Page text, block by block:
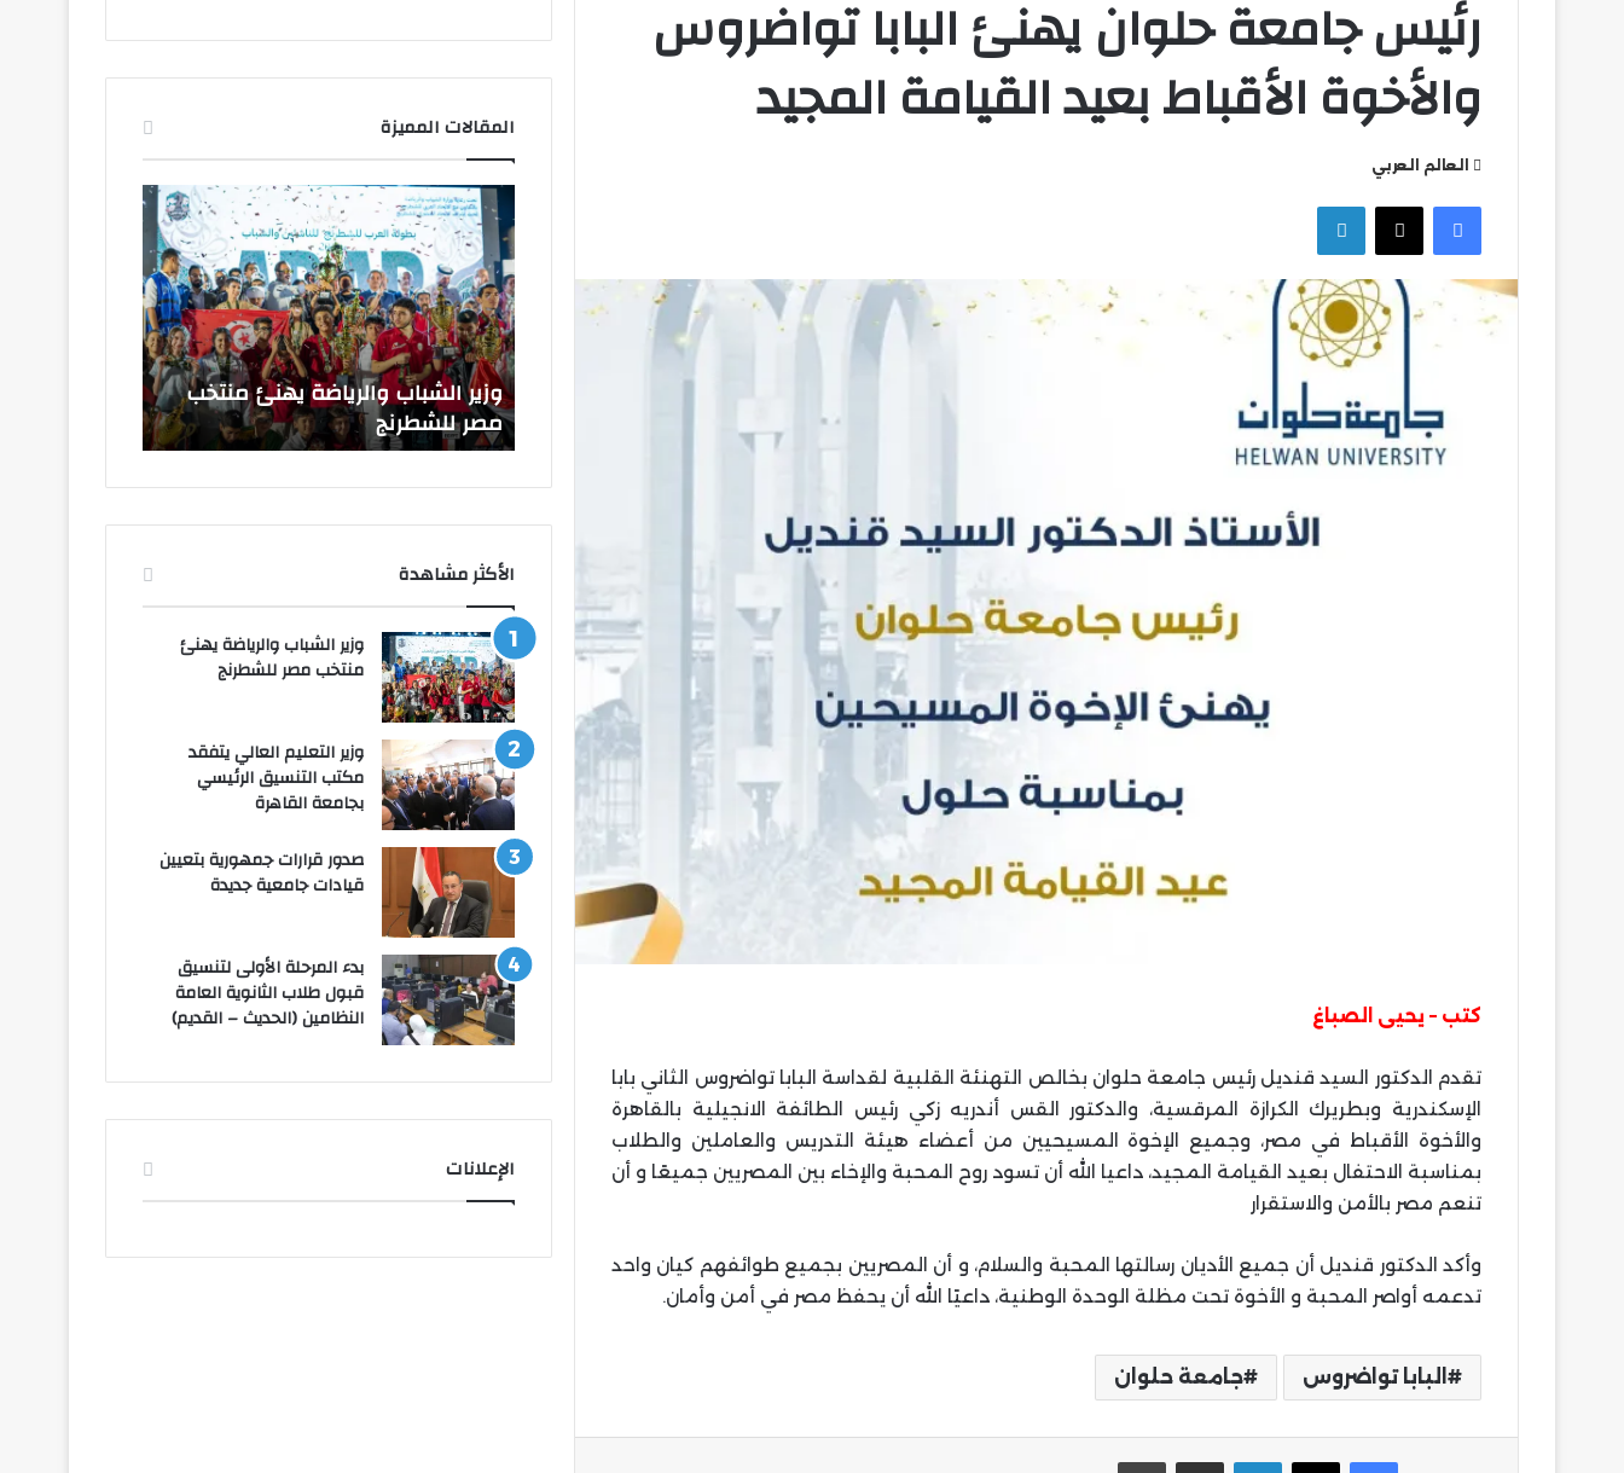
رئيس جامعة حلوان يهنئ البابا تواضروس
والأخوة الأقباط بعيد القيامة المجيد
العالم العربي
فيسبوك
‫X لينكدإن
كتب – يحيى الصباغ
تقدم الدكتور السيد قنديل رئيس جامعة حلوان بخالص التهنئة القلبية لقداسة البابا تواضروس الثاني بابا
الإسكندرية وبطريرك الكرازة المرقسية، والدكتور القس أندريه زكي رئيس الطائفة الانجيلية بالقاهرة
والأخوة الأقباط في مصر، وجميع الإخوة المسيحيين من أعضاء هيئة التدريس والعاملين والطلاب
بمناسبة الاحتفال بعيد القيامة المجيد، داعيا الله أن تسود روح المحبة والإخاء بين المصريين جميعًا و أن
تنعم مصر بالأمن والاستقرار
وأكد الدكتور قنديل أن جميع الأديان رسالتها المحبة والسلام، و أن المصريين بجميع طوائفهم كيان واحد
تدعمه أواصر المحبة و الأخوة تحت مظلة الوحدة الوطنية، داعيًا الله أن يحفظ مصر في أمن وأمان.
البابا تواضروس جامعة حلوان
فيسبوك
‫X لينكدإن مشاركة عبر البريد طباعة
المقالات المميزة
وزير
الشباب
والرياضة
يهنئ
منتخب
مصر
للشطرنج
وزير الشباب والرياضة يهنئ منتخب
مصر للشطرنج
الأكثر مشاهدة
وزير الشباب والرياضة يهنئ
منتخب مصر للشطرنج
وزير التعليم العالي يتفقد
مكتب التنسيق الرئيسي
بجامعة القاهرة
صدور قرارات جمهورية بتعيين
قيادات جامعية جديدة
بدء المرحلة الأولى لتنسيق
قبول طلاب الثانوية العامة
النظامين (الحديث – القديم)
الإعلانات